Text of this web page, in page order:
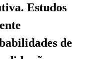
Estudos
de